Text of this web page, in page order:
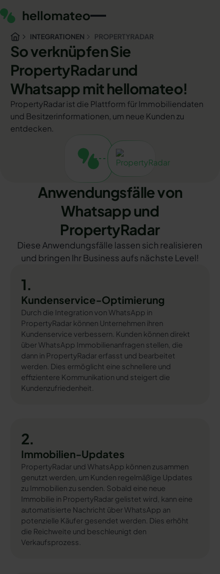
INTEGRATIONEN PROPERTYRADAR
So verknüpfen Sie
PropertyRadar und
Whatsapp mit hellomateo!
PropertyRadar ist die Plattform für Immobiliendaten
und Besitzerinformationen, um neue Kunden zu
entdecken.
Anwendungsfälle von
Whatsapp und
PropertyRadar
Diese Anwendungsfälle lassen sich realisieren
und bringen Ihr Business aufs nächste Level!
1.
Kundenservice-Optimierung
Durch die Integration von WhatsApp in
PropertyRadar können Unternehmen ihren
Kundenservice verbessern. Kunden können direkt
über WhatsApp Immobilienanfragen stellen, die
dann in PropertyRadar erfasst und bearbeitet
werden. Dies ermöglicht eine schnellere und
effizientere Kommunikation und steigert die
Kundenzufriedenheit.
2.
Immobilien-Updates
PropertyRadar und WhatsApp können zusammen
genutzt werden, um Kunden regelmäßige Updates
zu Immobilien zu senden. Sobald eine neue
Immobilie in PropertyRadar gelistet wird, kann eine
automatisierte Nachricht über WhatsApp an
potenzielle Käufer gesendet werden. Dies erhöht
die Reichweite und beschleunigt den
Verkaufsprozess.